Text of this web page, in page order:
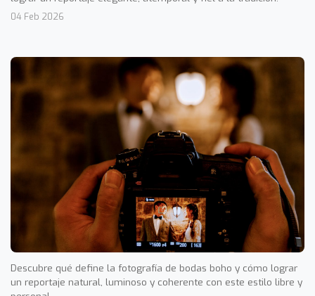
04 Feb 2026
Descubre qué define la fotografía de bodas boho y cómo lograr
un reportaje natural, luminoso y coherente con este estilo libre y